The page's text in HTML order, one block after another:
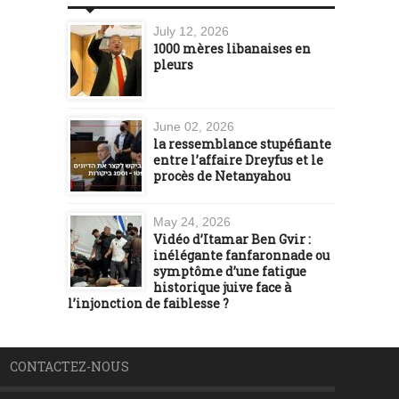
July 12, 2026
1000 mères libanaises en
pleurs
June 02, 2026
la ressemblance stupéfiante
entre l’affaire Dreyfus et le
procès de Netanyahou
May 24, 2026
Vidéo d’Itamar Ben Gvir :
inélégante fanfaronnade ou
symptôme d’une fatigue
historique juive face à
l’injonction de faiblesse ?
CONTACTEZ-NOUS